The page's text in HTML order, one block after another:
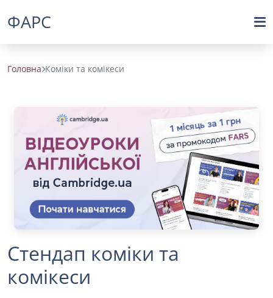
ФАРС
Головна Коміки та комікеси
Стендап коміки та
комікеси